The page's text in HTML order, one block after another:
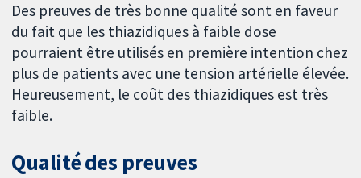
Des preuves de très bonne qualité sont en faveur
du fait que les thiazidiques à faible dose
pourraient être utilisés en première intention chez
plus de patients avec une tension artérielle élevée.
Heureusement, le coût des thiazidiques est très
faible.
Qualité des preuves